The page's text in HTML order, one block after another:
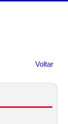
Voltar